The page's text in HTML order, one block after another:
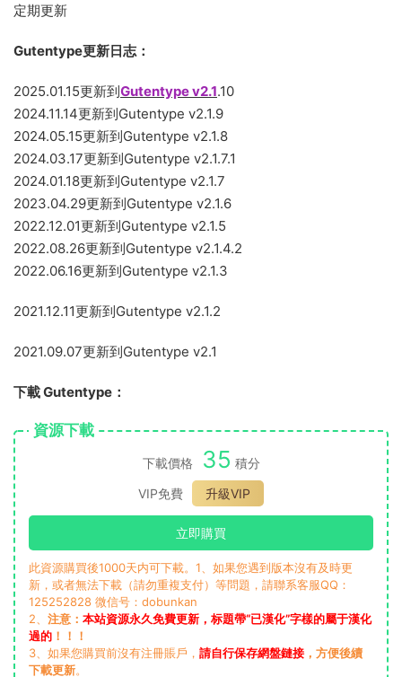
定期更新
Gutentype更新日志：
2025.01.15更新到Gutentype v2.1.10
2024.11.14更新到Gutentype v2.1.9
2024.05.15更新到Gutentype v2.1.8
2024.03.17更新到Gutentype v2.1.7.1
2024.01.18更新到Gutentype v2.1.7
2023.04.29更新到Gutentype v2.1.6
2022.12.01更新到Gutentype v2.1.5
2022.08.26更新到Gutentype v2.1.4.2
2022.06.16更新到Gutentype v2.1.3
2021.12.11更新到Gutentype v2.1.2
2021.09.07更新到Gutentype v2.1
下載 Gutentype：
資源下載
下載價格 35 積分
VIP免費
升級VIP
立即購買
此資源購買後1000天内可下載。1、如果您遇到版本沒有及時更
新，或者無法下載（請勿重複支付）等問題，請聯系客服QQ：
125252828 微信号：dobunkan
2、 注意： 本站資源永久免費更新，标題帶“已漢化”字樣的屬于漢化
過的 ！！！
3、如果您購買前沒有注冊賬戶， 請自行保存網盤鏈接 ，方便後續
下載更新。